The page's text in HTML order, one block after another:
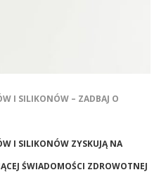
I SILIKONÓW – ZADBAJ O
I SILIKONÓW ZYSKUJĄ NA
ŚWIADOMOŚCI ZDROWOTNEJ